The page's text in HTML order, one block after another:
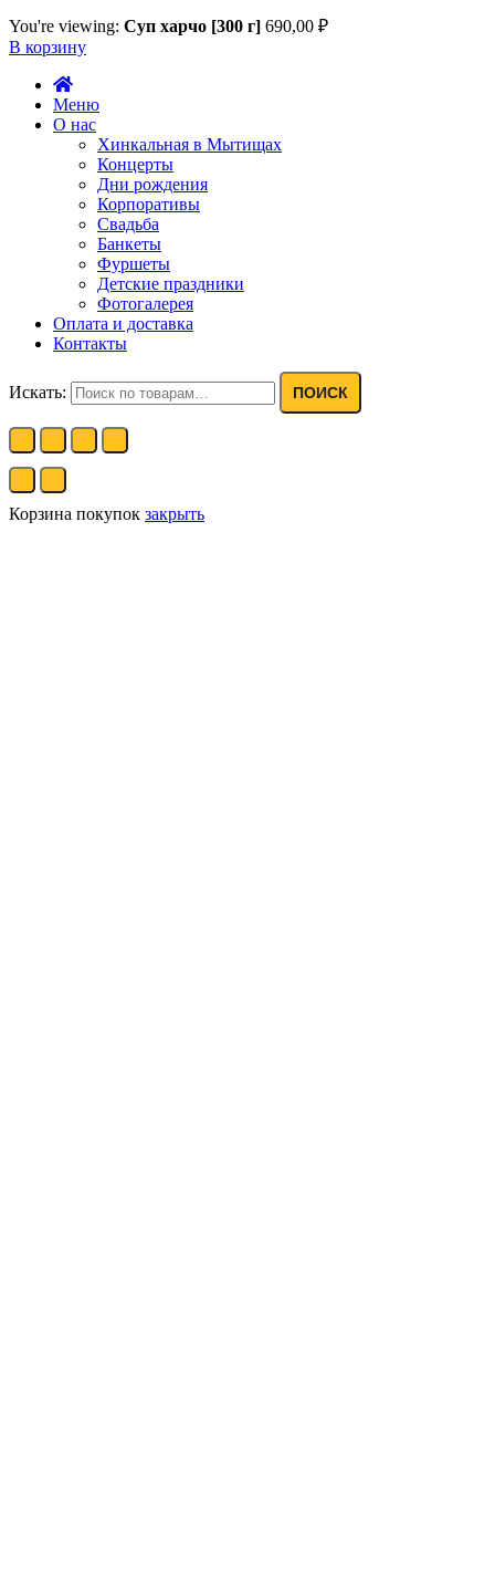
You're viewing: Суп харчо [300 г] 690,00 ₽
В корзину
Меню
О нас
Хинкальная в Мытищах
Концерты
Дни рождения
Корпоративы
Свадьба
Банкеты
Фуршеты
Детские праздники
Фотогалерея
Оплата и доставка
Контакты
Искать: ПОИСК
Корзина покупок закрыть